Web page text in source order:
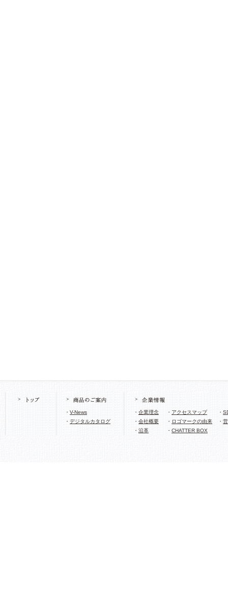
・ V-News
・ デジタルカタログ
・ 企業理念
・ 会社概要
・ 沿革
・ アクセスマップ
・ ロゴマークの由来
・ CHATTER BOX
・
・